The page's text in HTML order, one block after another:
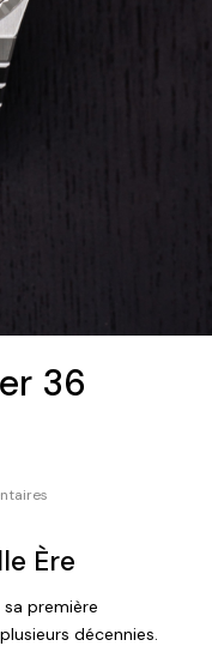
36
Ère
sa première
décennies.